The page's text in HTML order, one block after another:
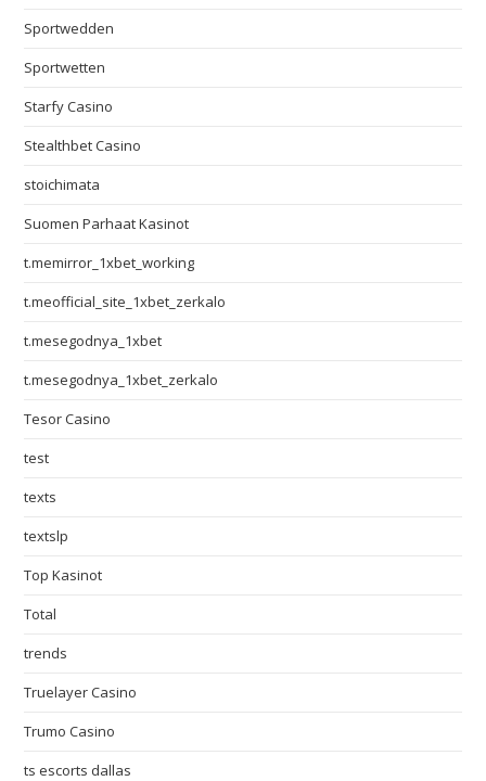
Sportwedden
Sportwetten
Starfy Casino
Stealthbet Casino
stoichimata
Suomen Parhaat Kasinot
t.memirror_1xbet_working
t.meofficial_site_1xbet_zerkalo
t.mesegodnya_1xbet
t.mesegodnya_1xbet_zerkalo
Tesor Casino
test
texts
textslp
Top Kasinot
Total
trends
Truelayer Casino
Trumo Casino
ts escorts dallas